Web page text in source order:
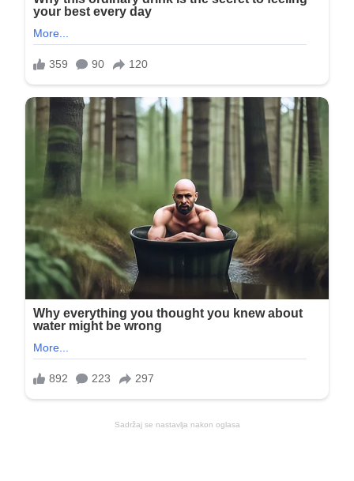
Sadržaj se nastavlja nakon oglasa